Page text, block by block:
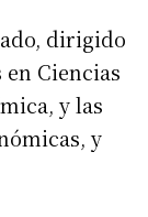
dirigido
Ciencias
y las
y